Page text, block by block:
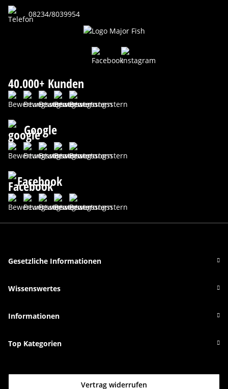
08234/8039954
40.000+ Kunden
Google
Facebook
Gesetzliche Informationen
Wissenswertes
Informationen
Top Kategorien
Vertrag widerrufen